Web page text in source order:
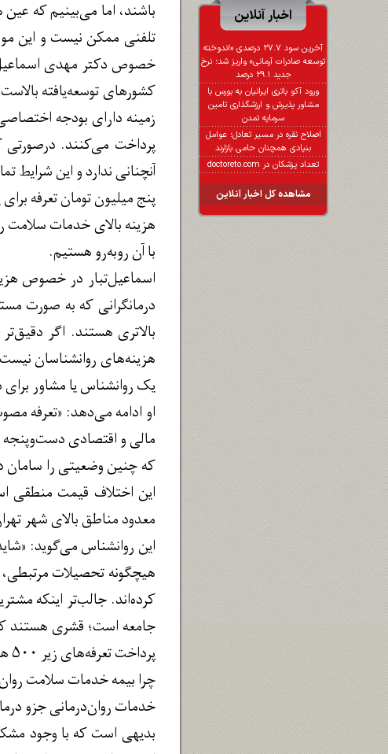
اخبار آنلاین
آخرین سود ۲۷.۷ درصدی «اندوخته
توسعه صادرات آرمانی» واریز شد؛ نرخ
جدید ۲۹.۱ درصد
ورود آکو باتری ایرانیان به بورس با
مشاور پذیرش و ارزشگذاری تامین
سرمایه تمدن
اصلاح نقره در مسیر تعادل؛ عوامل
بنیادی همچنان حامی بازارند
تعداد پزشکان در doctoreto.com
مشاهده کل اخبار آنلاین
باشند، اما می‌بینیم که
تلفنی ممکن نیست و این
خصوص دکتر مهدی
زمینه دارای بودجه
پرداخت می‌کنند. درصورتی
آنچنانی ندارد و این شرایط
پنج میلیون تومان تعرفه
هزینه بالای خدمات سلامت
با آن روبه‌رو هستیم.
اسماعیل‌تبار در خصوص
درمانگرانی که به صورت
بالاتری هستند. اگر
یک روانشناس یا مشاور برای
او ادامه می‌دهد: «تعرفه
که چنین وضعیتی را سامان
معدود مناطق بالای شهر تهران، برای هر
این روانشناس می‌گوید:
کرده‌اند. جالب‌تر اینکه
جامعه است؛ قشری هستند
پرداخت تعرفه‌های زیر ۵۰۰ هزار تومان را ندارند.»
چرا بیمه خدمات سلامت
خدمات روان‌درمانی جزو
بدیهی است که با وجود